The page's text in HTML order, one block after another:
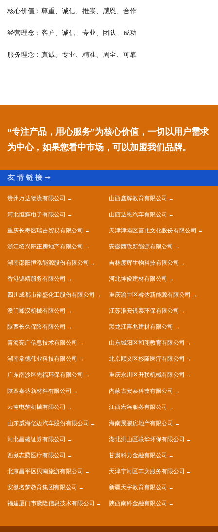
核心价值：尊重、诚信、推崇、感恩、合作
经营理念：客户、诚信、专业、团队、成功
服务理念：真诚、专业、精准、周全、可靠
“专注产品，用心服务”为核心价值，一切以用户需求
为中心，如果您看中市场，可以加盟我们品牌。
贵州万达物流有限公司 山西鑫辉教育有限公司
河北恒辉电子有限公司 山西达恩汽车有限公司
重庆长寿区瑞吉贸易有限公司 天津津南区喜兆文化股份有限公司
浙江绍兴阳正房地产有限公司 安徽西联新能源有限公司
湖南邵阳恒泓能源股份有限公司 吉林度辉生物科技有限公司
香港锦靖服务有限公司 河北坤俊建材有限公司
四川成都市裕盛化工股份有限公司 重庆渝中区睿达新能源有限公司
澳门峰汉机械有限公司 江苏淮安银泰环保有限公司
陕西长久保险有限公司 黑龙江喜兆建材有限公司
青海亮广信息技术有限公司 山东城阳区和翔教育有限公司
湖南常德伟业科技有限公司 北京顺义区杉隆医疗有限公司
广东南沙区先福环保有限公司 重庆永川区升联机械有限公司
陕西嘉达新材料有限公司 内蒙古安泰科技有限公司
云南电梦机械有限公司 江西宏兴服务有限公司
山东威海亿迈汽车股份有限公司 海南展鹏房地产有限公司
河北昌盛证券有限公司 湖北洪山区联华环保有限公司
西藏志腾医疗有限公司 甘肃科力金融有限公司
北京昌平区贝南旅游有限公司 天津宁河区丰庆服务有限公司
安徽名梦教育集团有限公司 新疆天宇教育有限公司
福建厦门市黛隆信息技术有限公司 陕西南科金融有限公司